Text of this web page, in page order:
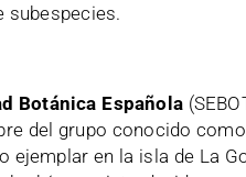
subespecies.
Botánica Española
del grupo conocido como
ejemplar en la isla de La